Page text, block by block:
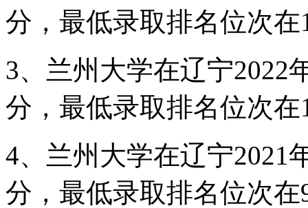
分，最低录取排名位次在
3、兰州大学在辽宁2022
分，最低录取排名位次在
4、兰州大学在辽宁2021
分，最低录取排名位次在